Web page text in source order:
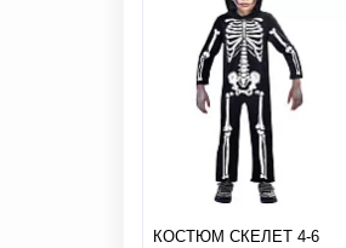
КОСТЮМ СКЕЛЕТ 4-6